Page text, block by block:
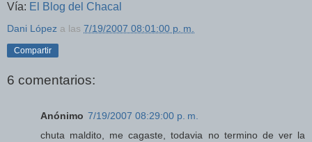
Vía: El Blog del Chacal
Dani López a las 7/19/2007 08:01:00 p. m.
Compartir
6 comentarios:
Anónimo 7/19/2007 08:29:00 p. m.
chuta maldito, me cagaste, todavia no termino de ver la